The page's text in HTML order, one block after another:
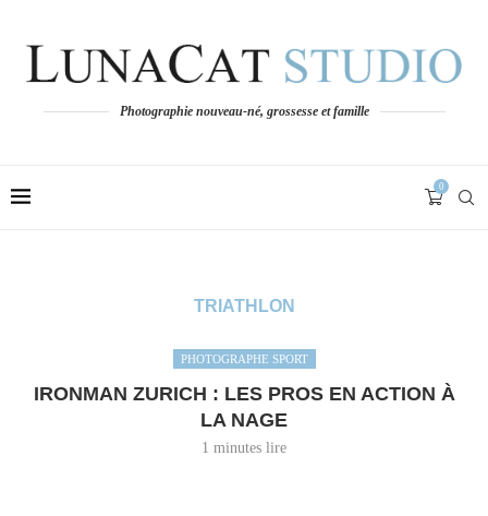
Photographie nouveau-né, grossesse et famille
0
TRIATHLON
PHOTOGRAPHE SPORT
IRONMAN ZURICH : LES PROS EN ACTION À
LA NAGE
1 minutes lire